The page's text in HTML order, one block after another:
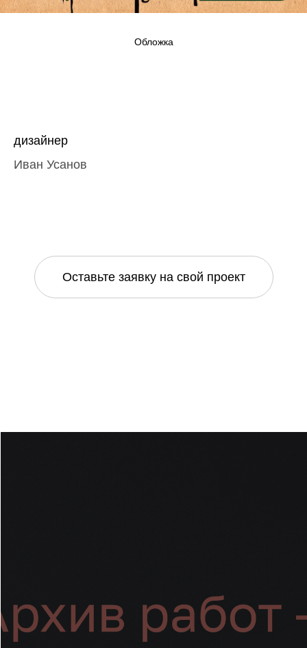
Обложка
дизайнер
Иван Усанов
Оставьте заявку на свой проект